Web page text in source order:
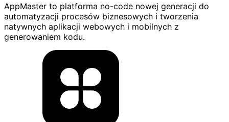
AppMaster to platforma no-code nowej generacji do
automatyzacji procesów biznesowych i tworzenia
natywnych aplikacji webowych i mobilnych z
generowaniem kodu.